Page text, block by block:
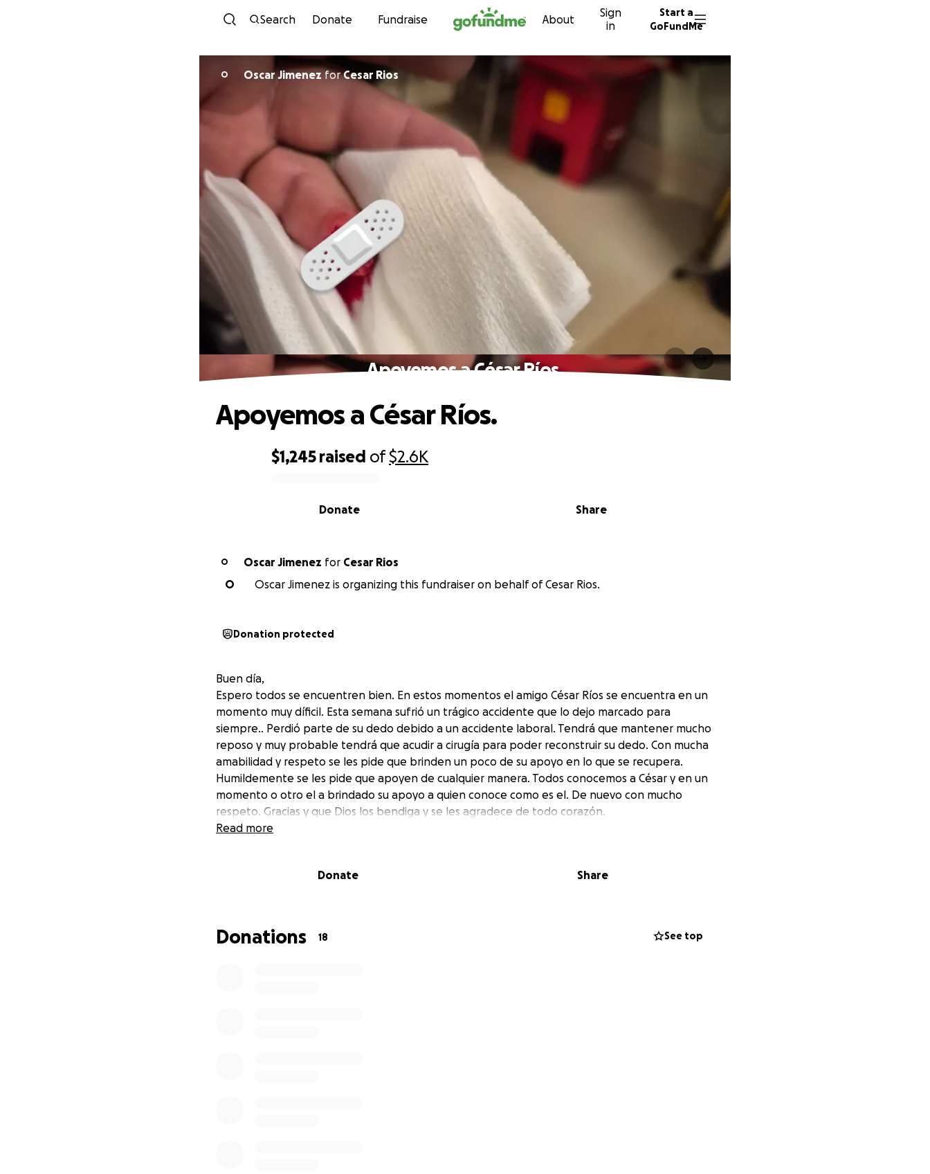
Skip to content
Search Donate Fundraise About
Sign
in
Start a
GoFundMe
O Oscar JimenezforCesar Rios
Apoyemos a César Ríos.
$1,245 raised of$2.6K
Share
Donate
Apoyemos a César Ríos.
O Oscar Jimenez for Cesar Rios
O
Oscar Jimenez is organizing this fundraiser on behalf of Cesar Rios.
Donation protected
Buen día,
Espero todos se encuentren bien. En estos momentos el amigo César Ríos se encuentra en un
momento muy díficil. Esta semana sufrió un trágico accidente que lo dejo marcado para
siempre.. Perdió parte de su dedo debido a un accidente laboral. Tendrá que mantener mucho
reposo y muy probable tendrá que acudir a cirugía para poder reconstruir su dedo. Con mucha
amabilidad y respeto se les pide que brinden un poco de su apoyo en lo que se recupera.
Humildemente se les pide que apoyen de cualquier manera. Todos conocemos a César y en un
momento o otro el a brindado su apoyo a quien conoce como es el. De nuevo con mucho
respeto. Gracias y que Dios los bendiga y se les agradece de todo corazón.
Read more
Donate Share
Donations 18 See top